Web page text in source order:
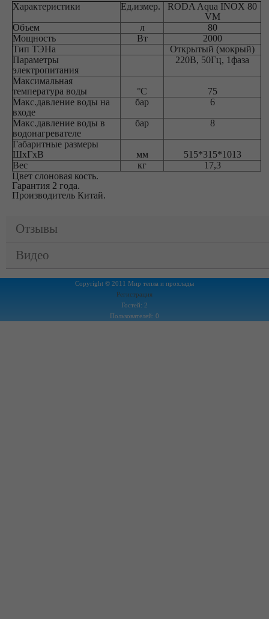
Характеристики
Ед.измер.
RODA Aqua INOX 80
VM
Объем
л
80
Мощность
Вт
2000
Тип ТЭНа
Открытый (мокрый)
Параметры
электропитания
220В, 50Гц, 1фаза
Максимальная
температура воды
°C
75
Макс.давление воды на
входе
бар 6
Макс.давление воды в
водонагревателе
бар 8
Габаритные размеры
ШхГхВ
мм
515*315*1013
Вес
кг
17,3
Цвет слоновая кость.
Гарантия 2 года.
Производитель Китай.
Отзывы
Видео
Copyright © 2011 Мир тепла и прохлады
Регистрация
Гостей: 2
Пользователей: 0